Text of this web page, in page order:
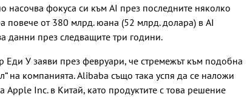
насочва фокуса си към AI през последните няколко
повече от 380 млрд. юана (52 млрд. долара) в AI
данни през следващите три години.
Еди У заяви през февруари, че стремежът към подобна
на компанията. Alibaba също така успя да се наложи
Apple Inc. в Китай, като продуктите с това решение